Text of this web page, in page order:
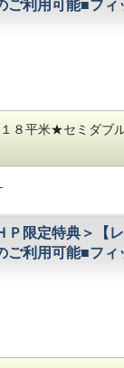
ご利用可能■フ
８平米★セミダブ
Ｐ限定特典＞【
ご利用可能■フ